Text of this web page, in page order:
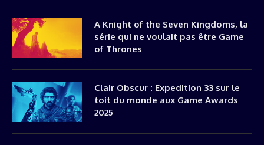
A Knight of the Seven Kingdoms, la
série qui ne voulait pas être Game
of Thrones
Clair Obscur : Expedition 33 sur le
toit du monde aux Game Awards
2025